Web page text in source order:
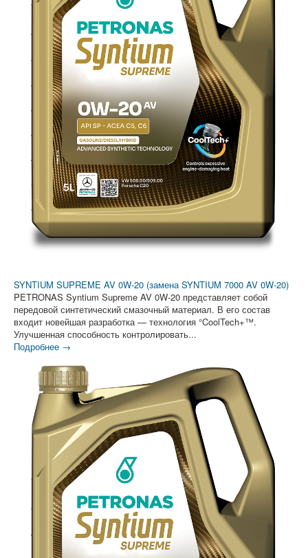
SYNTIUM SUPREME AV 0W-20 (замена SYNTIUM 7000 AV 0W-20)
PETRONAS Syntium Supreme AV 0W-20 представляет собой
передовой синтетический смазочный материал. В его состав
входит новейшая разработка — технология °CoolTech+™.
Улучшенная способность контролировать...
Подробнее →